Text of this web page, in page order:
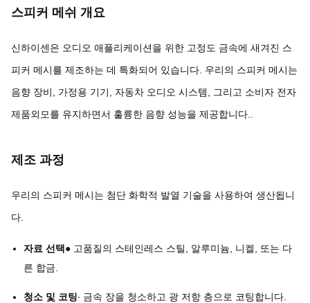
스피커 메쉬 개요
신하이센은 오디오 애플리케이션을 위한 고정도 금속에 새겨진 스
피커 메시를 제조하는 데 특화되어 있습니다. 우리의 스피커 메시는
음향 장비, 가정용 기기, 자동차 오디오 시스템, 그리고 소비자 전자
제품외모를 유지하면서 훌륭한 음향 성능을 제공합니다..
제조 과정
우리의 스피커 메시는 첨단 화학적 발열 기술을 사용하여 생산됩니
다.
자료 선택● 고품질의 스테인레스 스틸, 알루미늄, 니켈, 또는 다
른 합금.
청소 및 코팅∙ 금속 장을 청소하고 광 저항 층으로 코팅합니다.